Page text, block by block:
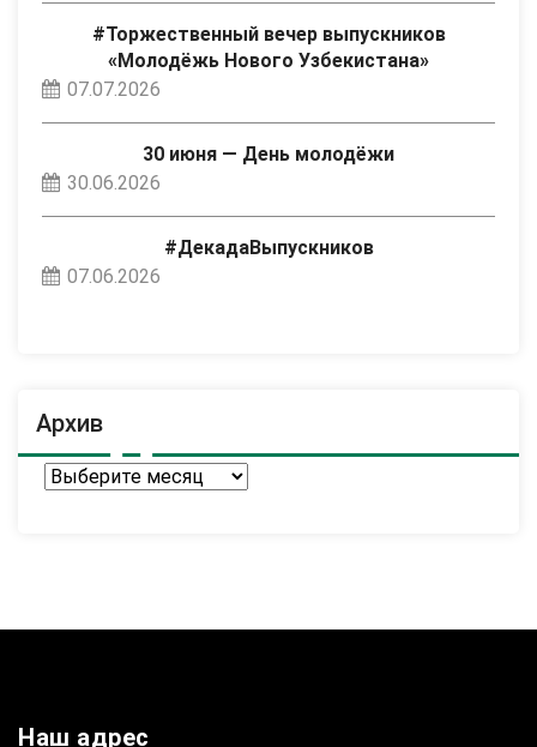
#Торжественный вечер выпускников
«Молодёжь Нового Узбекистана»
07.07.2026
30 июня — День молодёжи
30.06.2026
#ДекадаВыпускников
07.06.2026
Архив
Архив
Наш адрес